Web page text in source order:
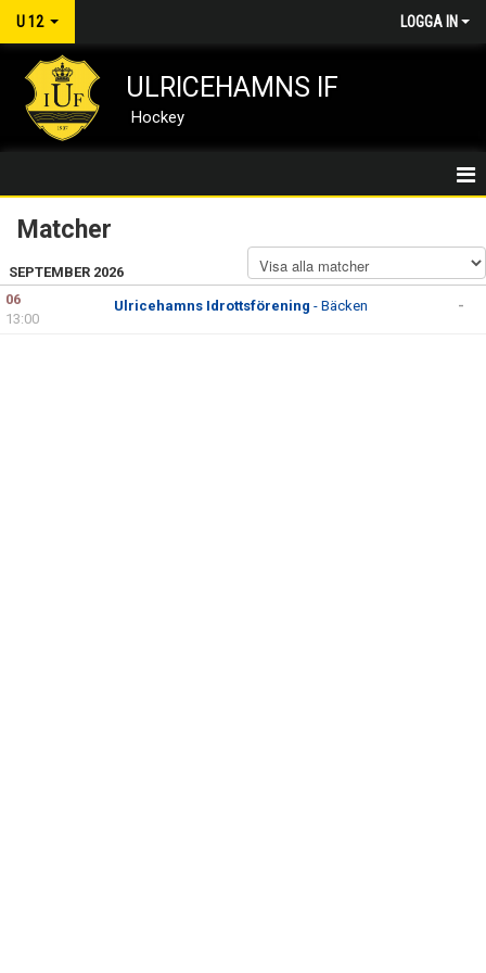
U 12 LOGGA IN
ULRICEHAMNS IF
Hockey
TEAM -14/HEM
NYHETER
KALENDER
Matcher
SEPTEMBER 2026
06
13:00
Ulricehamns Idrottsförening - Bäcken -